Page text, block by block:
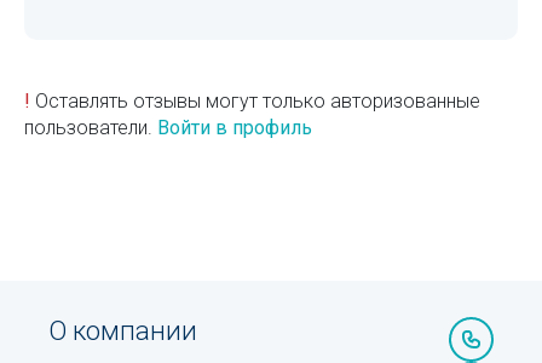
! Оставлять отзывы могут только авторизованные
пользователи. Войти в профиль
О компании